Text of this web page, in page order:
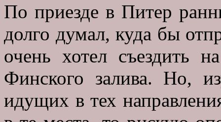
По приезде в Питер
долго думал, куда бы
очень хотел съездить
Финского залива. Но,
идущих в тех